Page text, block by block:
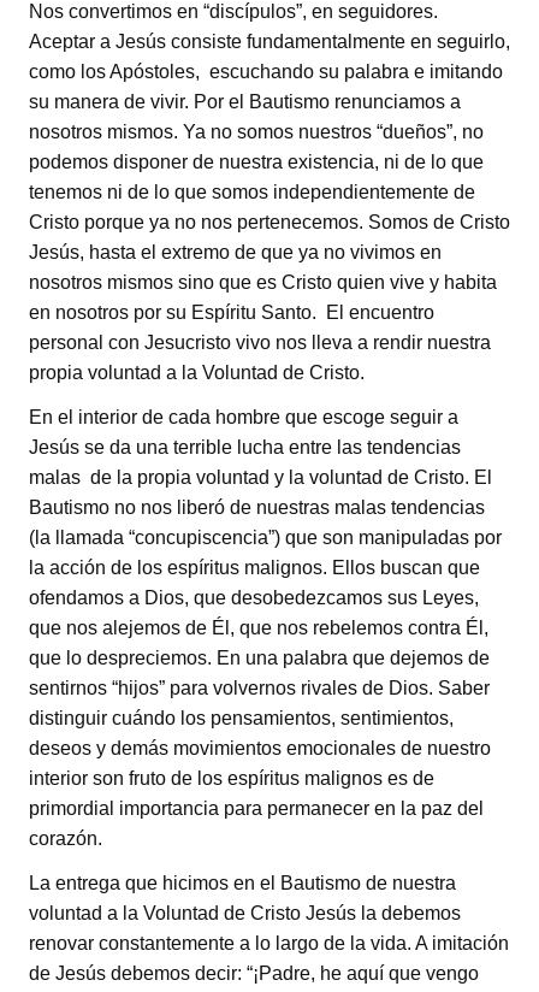
Nos convertimos en “discípulos”, en seguidores.
Aceptar a Jesús consiste fundamentalmente en seguirlo,
como los Apóstoles, escuchando su palabra e imitando
su manera de vivir. Por el Bautismo renunciamos a
nosotros mismos. Ya no somos nuestros “dueños”, no
podemos disponer de nuestra existencia, ni de lo que
tenemos ni de lo que somos independientemente de
Cristo porque ya no nos pertenecemos. Somos de Cristo
Jesús, hasta el extremo de que ya no vivimos en
nosotros mismos sino que es Cristo quien vive y habita
en nosotros por su Espíritu Santo. El encuentro
personal con Jesucristo vivo nos lleva a rendir nuestra
propia voluntad a la Voluntad de Cristo.
En el interior de cada hombre que escoge seguir a
Jesús se da una terrible lucha entre las tendencias
malas de la propia voluntad y la voluntad de Cristo. El
Bautismo no nos liberó de nuestras malas tendencias
(la llamada “concupiscencia”) que son manipuladas por
la acción de los espíritus malignos. Ellos buscan que
ofendamos a Dios, que desobedezcamos sus Leyes,
que nos alejemos de Él, que nos rebelemos contra Él,
que lo despreciemos. En una palabra que dejemos de
sentirnos “hijos” para volvernos rivales de Dios. Saber
distinguir cuándo los pensamientos, sentimientos,
deseos y demás movimientos emocionales de nuestro
interior son fruto de los espíritus malignos es de
primordial importancia para permanecer en la paz del
corazón.
La entrega que hicimos en el Bautismo de nuestra
voluntad a la Voluntad de Cristo Jesús la debemos
renovar constantemente a lo largo de la vida. A imitación
de Jesús debemos decir: “¡Padre, he aquí que vengo